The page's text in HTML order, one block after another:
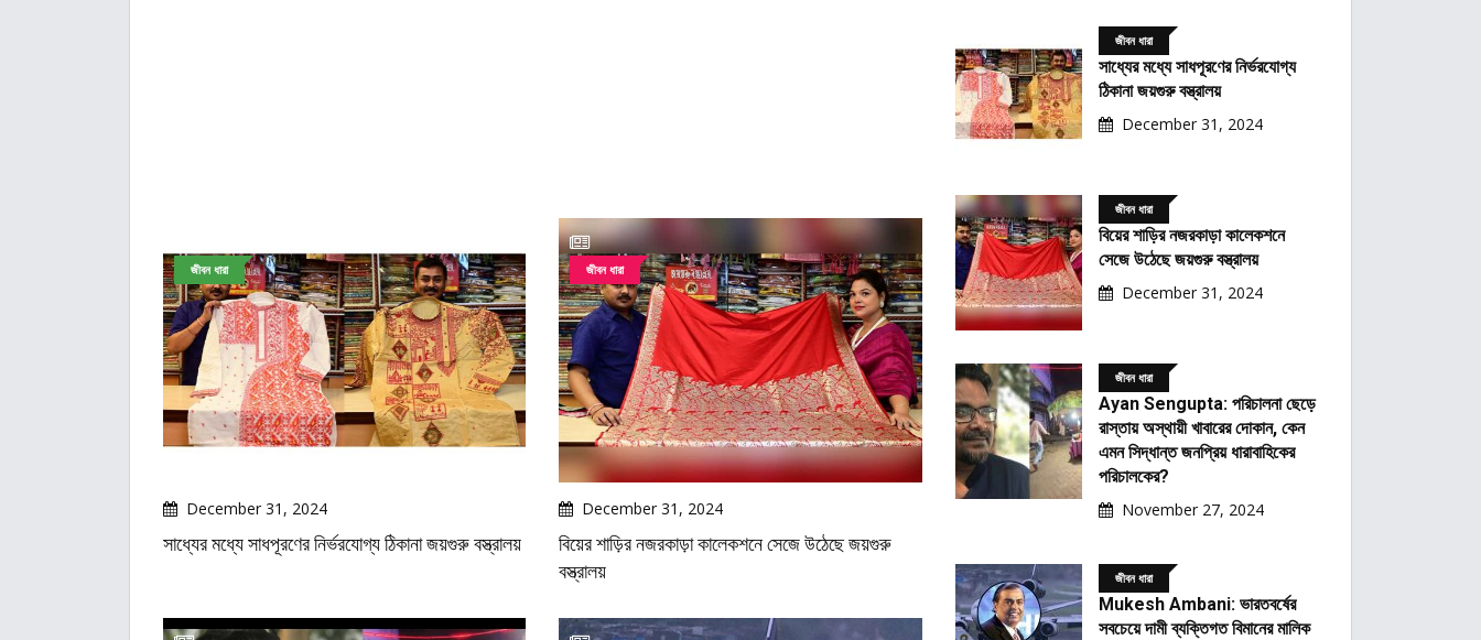
জীবন ধারা
December 31, 2024
সাধ্যের মধ্যে সাধপূরণের নির্ভরযোগ্য ঠিকানা জয়গুরু বস্ত্রালয়
জীবন ধারা
December 31, 2024
বিয়ের শাড়ির নজরকাড়া কালেকশনে সেজে উঠেছে জয়গুরু
বস্ত্রালয়
জীবন ধারা
সাধ্যের মধ্যে সাধপূরণের নির্ভরযোগ্য
ঠিকানা জয়গুরু বস্ত্রালয়
December 31, 2024
জীবন ধারা
বিয়ের শাড়ির নজরকাড়া কালেকশনে
সেজে উঠেছে জয়গুরু বস্ত্রালয়
December 31, 2024
জীবন ধারা
Ayan Sengupta: পরিচালনা ছেড়ে
রাস্তায় অস্থায়ী খাবারের দোকান, কেন
এমন সিদ্ধান্ত জনপ্রিয় ধারাবাহিকের
পরিচালকের?
November 27, 2024
জীবন ধারা
Mukesh Ambani: ভারতবর্ষের
সবচেয়ে দামী ব্যক্তিগত বিমানের মালিক